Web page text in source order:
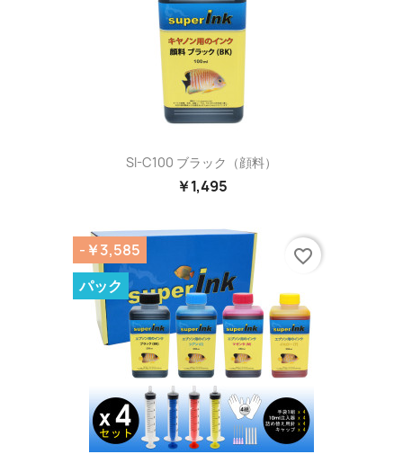
SI-C100 ブラック（顔料）
￥1,495
-￥3,585
パック
favorite_border